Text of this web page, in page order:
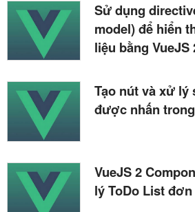
Sử dụng
model) để hiển
liệu bằng VueJS
Tạo nút và xử
được nhấn
VueJS 2
lý ToDo List